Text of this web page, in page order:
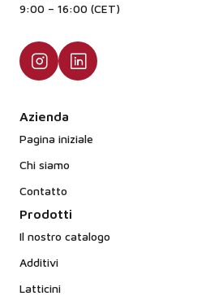
9:00 – 16:00 (CET)
Azienda
Pagina iniziale
Chi siamo
Contatto
Prodotti
Il nostro catalogo
Additivi
Latticini